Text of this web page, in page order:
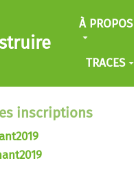
principalÀ PROPOS
TRACES
inscriptions